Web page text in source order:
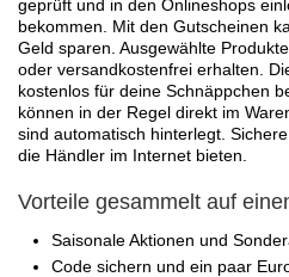
geprüft und in den Onlineshops
bekommen. Mit den Gutscheinen
Geld sparen. Ausgewählte
oder versandkostenfrei erhalten.
kostenlos für deine Schnäppchen
können in der Regel direkt im
sind automatisch hinterlegt.
die Händler im Internet bieten.
Vorteile gesammelt auf
Saisonale Aktionen und
Code sichern und ein paar